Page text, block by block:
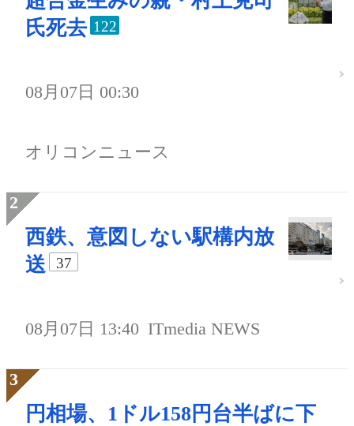
氏死去 122
08月07日 00:30
オリコンニュース
西鉄、意図しない駅構内放
送
37
08月07日 13:40 ITmedia NEWS
円相場、1ドル158円台半ばに下